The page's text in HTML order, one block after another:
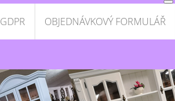
GDPR OBJEDNÁVKOVÝ FORMULÁŘ